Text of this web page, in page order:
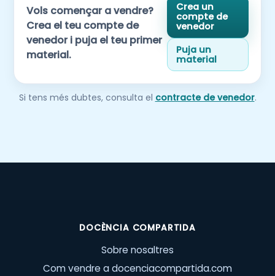
Vols començar a vendre?
Crea el teu compte de
venedor i puja el teu primer
material.
Crea un
compte de
venedor
Puja un
material
Si tens més dubtes, consulta el contracte de venedor.
DOCÈNCIA COMPARTIDA
Sobre nosaltres
Com vendre a docenciacompartida.com